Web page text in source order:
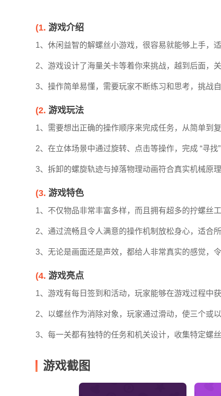
(1. 游戏介绍
1、休闲益智的解螺丝小游戏，很容易就能够上手，
2、游戏设计了海量关卡等着你来挑战，越到后面，
3、操作简单易懂，需要玩家不断练习和思考，挑战
(2. 游戏玩法
1、需要想出正确的操作顺序来完成任务，从简单到
2、在立体场景中通过旋转、点击等操作，完成 “寻找
3、拆卸的螺旋轨迹与掉落物理动画符合真实机械原
(3. 游戏特色
1、不仅物品非常丰富多样，而且拥有超多的拧螺丝
2、通过流畅且令人满意的操作机制放松身心，适合
3、无论是画面还是声效，都给人非常真实的感觉，
(4. 游戏亮点
1、游戏有每日签到和活动，玩家能够在游戏过程中
2、以螺丝作为消除对象，玩家通过滑动，使三个或
3、每一关都有独特的任务和机关设计，收集特定螺
游戏截图
愤怒的小鸟 泰拉瑞亚 生存战争2
everskies
官方版
光明之魂2 烧烤我最强
游戏